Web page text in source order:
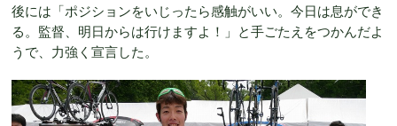
後には「ポジションをいじったら感触がいい。今日は息ができ
る。監督、明日からは行けますよ！」と手ごたえをつかんだよ
うで、力強く宣言した。